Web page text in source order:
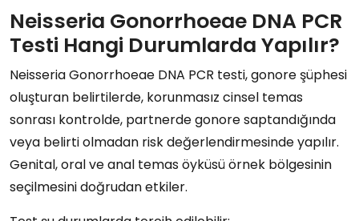
Neisseria Gonorrhoeae DNA PCR
Testi Hangi Durumlarda Yapılır?
Neisseria Gonorrhoeae DNA PCR testi, gonore şüphesi
oluşturan belirtilerde, korunmasız cinsel temas
sonrası kontrolde, partnerde gonore saptandığında
veya belirti olmadan risk değerlendirmesinde yapılır.
Genital, oral ve anal temas öyküsü örnek bölgesinin
seçilmesini doğrudan etkiler.